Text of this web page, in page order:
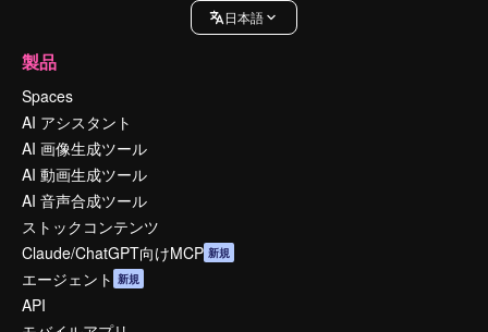
日本語
製品
Spaces
AI アシスタント
AI 画像生成ツール
AI 動画生成ツール
AI 音声合成ツール
ストックコンテンツ
Claude/ChatGPT向けMCP 新規
エージェント 新規
API